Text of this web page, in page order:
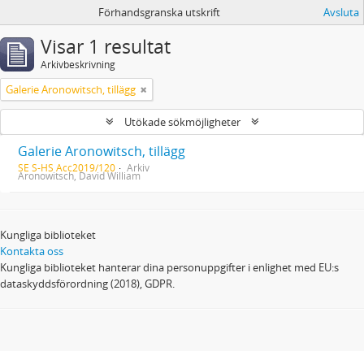
Förhandsgranska utskrift Avsluta
Visar 1 resultat
Arkivbeskrivning
Galerie Aronowitsch, tillägg
Utökade sökmöjligheter
Galerie Aronowitsch, tillägg
SE S-HS Acc2019/120 Arkiv
Aronowitsch, David William
Kungliga biblioteket
Kontakta oss
Kungliga biblioteket hanterar dina personuppgifter i enlighet med EU:s
dataskyddsförordning (2018), GDPR.